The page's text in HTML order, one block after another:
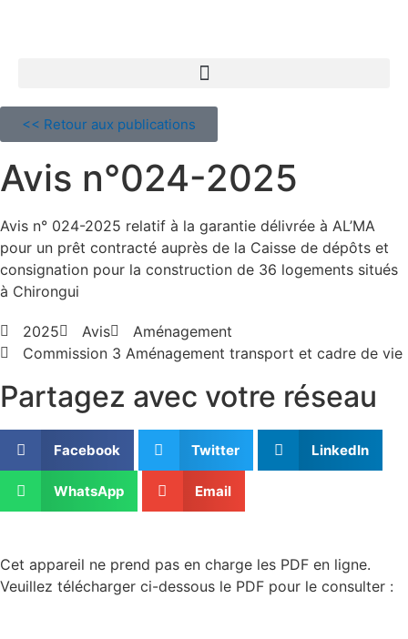
<< Retour aux publications
Avis n°024-2025
Avis n° 024-2025 relatif à la garantie délivrée à AL’MA
pour un prêt contracté auprès de la Caisse de dépôts et
consignation pour la construction de 36 logements situés
à Chirongui
2025 Avis
Aménagement
Commission 3 Aménagement transport et cadre de vie
Partagez avec votre réseau
Facebook Twitter LinkedIn
WhatsApp Email
Cet appareil ne prend pas en charge les PDF en ligne.
Veuillez télécharger ci-dessous le PDF pour le consulter :